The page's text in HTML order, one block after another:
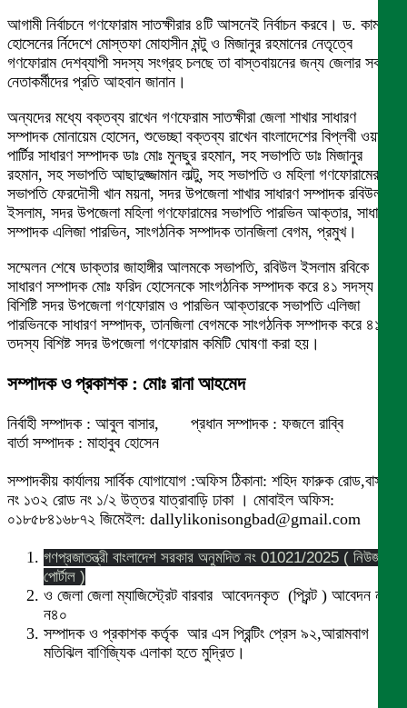
আগামী নির্বাচনে গণফোরাম সাতক্ষীরার ৪টি আসনেই নির্বাচন করবে। ড. কামাল
হোসেনের র্নিদেশে মোস্তফা মোহাসীন মন্টু ও মিজানুর রহমানের নেতৃত্বে
গণফোরাম দেশব্যাপী সদস্য সংগ্রহ চলছে তা বাস্তবায়নের জন্য জেলার সকল
নেতাকর্মীদের প্রতি আহবান জানান।
অন্যদের মধ্যে বক্তব্য রাখেন গণফেরাম সাতক্ষীরা জেলা শাখার সাধারণ
সম্পাদক মোনায়েম হোসেন, শুভেচ্ছা বক্তব্য রাখেন বাংলাদেশের বিপ্লবী ওয়ার্কাস
পার্টির সাধারণ সম্পাদক ডাঃ মোঃ মুনছুর রহমান, সহ সভাপতি ডাঃ মিজানুর
রহমান, সহ সভাপতি আছাদুজ্জামান লাল্টু, সহ সভাপতি ও মহিলা গণফোরামের
সভাপতি ফেরদৌসী খান ময়না, সদর উপজেলা শাখার সাধারণ সম্পাদক রবিউল
ইসলাম, সদর উপজেলা মহিলা গণফোরামের সভাপতি পারভিন আক্তার, সাধারণ
সম্পাদক এলিজা পারভিন, সাংগঠনিক সম্পাদক তানজিলা বেগম, প্রমুখ।
সম্মেলন শেষে ডাক্তার জাহাঙ্গীর আলমকে সভাপতি, রবিউল ইসলাম রবিকে
সাধারণ সম্পাদক মোঃ ফরিদ হোসেনকে সাংগঠনিক সম্পাদক করে ৪১ সদস্য
বিশিষ্টি সদর উপজেলা গণফোরাম ও পারভিন আক্তারকে সভাপতি এলিজা
পারভিনকে সাধারণ সম্পাদক, তানজিলা বেগমকে সাংগঠনিক সম্পাদক করে ৪১
তদস্য বিশিষ্ট সদর উপজেলা গণফোরাম কমিটি ঘোষণা করা হয়।
সম্পাদক ও প্রকাশক : মোঃ রানা আহমেদ
নির্বাহী সম্পাদক : আবুল বাসার, প্রধান সম্পাদক : ফজলে রাব্বি
বার্তা সম্পাদক : মাহাবুব হোসেন
সম্পাদকীয় কার্যালয় সার্বিক যোগাযোগ :অফিস ঠিকানা: শহিদ ফারুক রোড,বাসা
নং ১৩২ রোড নং ১/২ উত্তর যাত্রাবাড়ি ঢাকা । মোবাইল অফিস:
০১৮৫৮৪১৬৮৭২ জিমেইল: dallylikonisongbad@gmail.com
গণপ্রজাতন্ত্রী বাংলাদেশ সরকার অনুমদিত নং 01021/2025 ( নিউজ
পোর্টাল )
ও জেলা জেলা ম্যাজিস্ট্রেট বারবার আবেদনকৃত (প্রিন্ট ) আবেদন নং
ন৪০
সম্পাদক ও প্রকাশক কর্তৃক আর এস প্রিন্টিং প্রেস ৯২,আরামবাগ
মতিঝিল বাণিজ্যিক এলাকা হতে মুদ্রিত।